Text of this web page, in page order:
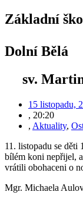
Základní
Dolní Bělá
sv.
15 listopadu,
, 20:20
, Aktuality,
11. listopadu se děti
bílém koni nepřijel,
vrátili obohaceni o
Mgr. Michaela